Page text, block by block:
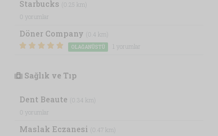
Starbucks (0.25 km)
0 yorumlar
Döner Company (0.4 km)
OLAĞANÜSTÜ 1 yorumlar
Sağlık ve Tıp
Dent Beaute (0.34 km)
0 yorumlar
Maslak Eczanesi (0.47 km)